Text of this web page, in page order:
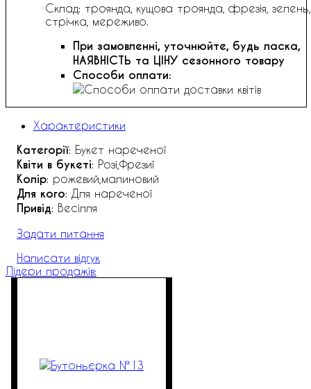
Склад: троянда, кущова троянда, фрезія, зелень,
стрічка, мереживо.
При замовленні, уточнюйте, будь ласка,
НАЯВНІСТЬ та ЦІНУ сезонного товару
Способи оплати:
Характеристики
Категорії: Букет нареченої
Квіти в букеті: Розі,Фрезиї
Колір: рожевий,малиновий
Для кого: Для нареченої
Привід: Весілля
Задати питання
Написати відгук
Лідери продажів: